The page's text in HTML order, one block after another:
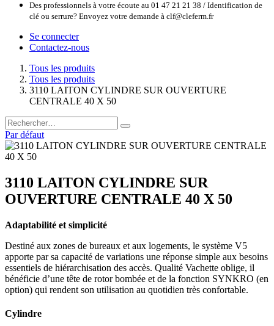
Des professionnels à votre écoute au 01 47 21 21 38 / Identification de
clé ou serrure? Envoyez votre demande à clf@cleferm.fr
Se connecter
Contactez-nous
Tous les produits
Tous les produits
3110 LAITON CYLINDRE SUR OUVERTURE
CENTRALE 40 X 50
Par défaut
3110 LAITON CYLINDRE SUR
OUVERTURE CENTRALE 40 X 50
Adaptabilité et simplicité
Destiné aux zones de bureaux et aux logements, le système V5
apporte par sa capacité de variations une réponse simple aux besoins
essentiels de hiérarchisation des accès. Qualité Vachette oblige, il
bénéficie d’une tête de rotor bombée et de la fonction SYNKRO (en
option) qui rendent son utilisation au quotidien très confortable.
Cylindre